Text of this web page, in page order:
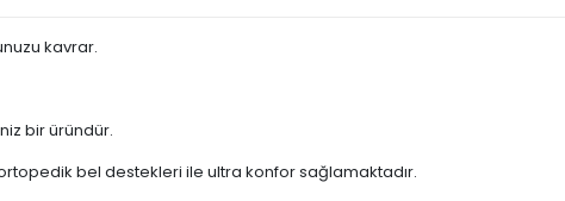
kavrar.
bir üründür.
bel destekleri ile ultra konfor sağlamaktadır.